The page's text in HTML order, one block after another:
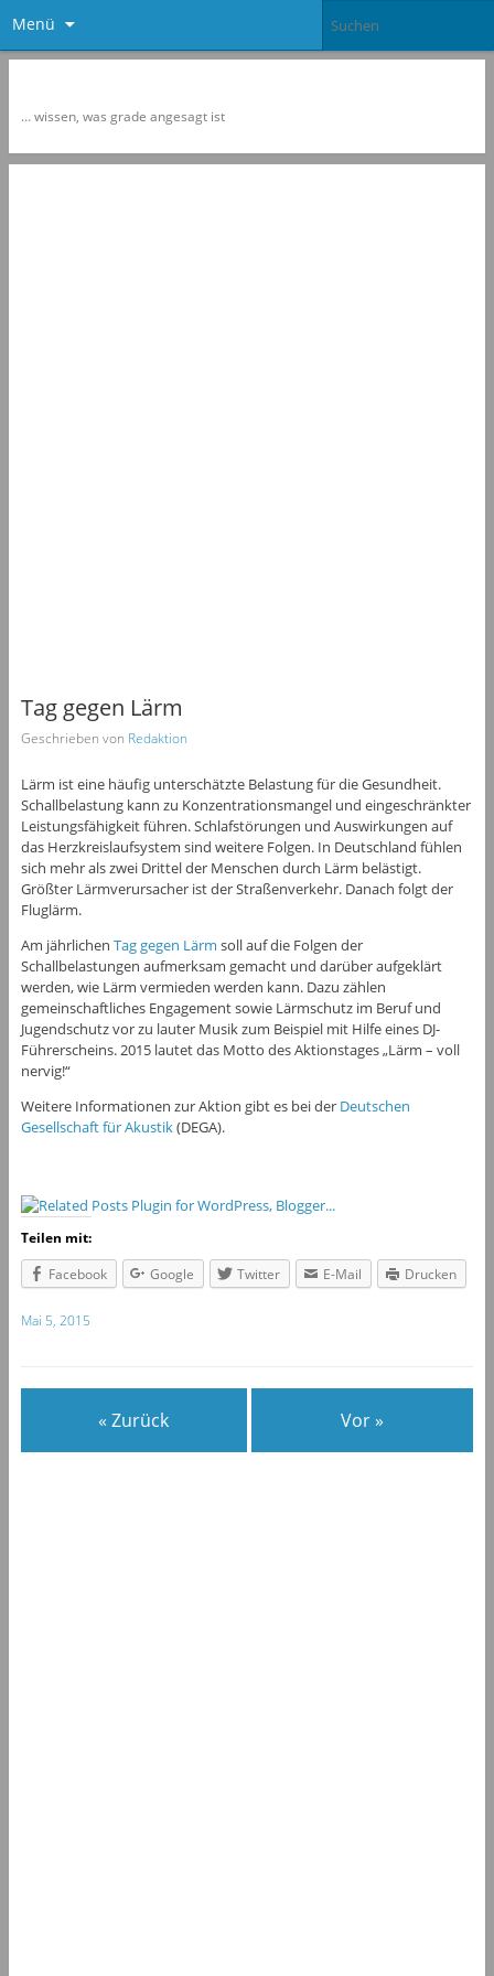
Menü
… wissen, was grade angesagt ist
Tag gegen Lärm
Geschrieben von Redaktion
Lärm ist eine häufig unterschätzte Belastung für die Gesundheit.
Schallbelastung kann zu Konzentrationsmangel und eingeschränkter
Leistungsfähigkeit führen. Schlafstörungen und Auswirkungen auf
das Herzkreislaufsystem sind weitere Folgen. In Deutschland fühlen
sich mehr als zwei Drittel der Menschen durch Lärm belästigt.
Größter Lärmverursacher ist der Straßenverkehr. Danach folgt der
Fluglärm.
Am jährlichen Tag gegen Lärm soll auf die Folgen der
Schallbelastungen aufmerksam gemacht und darüber aufgeklärt
werden, wie Lärm vermieden werden kann. Dazu zählen
gemeinschaftliches Engagement sowie Lärmschutz im Beruf und
Jugendschutz vor zu lauter Musik zum Beispiel mit Hilfe eines DJ-
Führerscheins. 2015 lautet das Motto des Aktionstages „Lärm – voll
nervig!“
Weitere Informationen zur Aktion gibt es bei der Deutschen
Gesellschaft für Akustik(DEGA).
Teilen mit:
Facebook
Google Twitter E-Mail Drucken
Mai 5, 2015
« Zurück Vor »